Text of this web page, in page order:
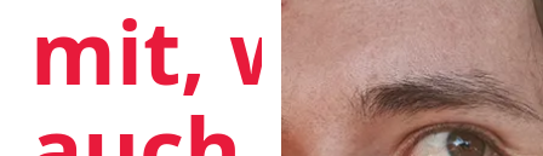
mit, wo